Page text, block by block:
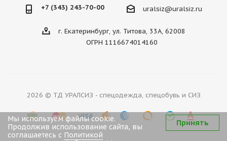
+7 (343) 243-70-00 uralsiz@uralsiz.ru
г. Екатеринбург, ул. Титова, 33А, 62008
ОГРН 1116674014160
2026 © ТД УРАЛСИЗ - спецодежда, спецобувь и СИЗ
Мы используем файлы cookie.
Продолжив использование сайта, вы
соглашаетесь с Политикой
Принять